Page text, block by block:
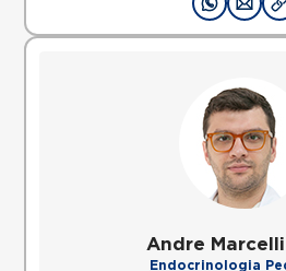
Andre
Endocrinologia